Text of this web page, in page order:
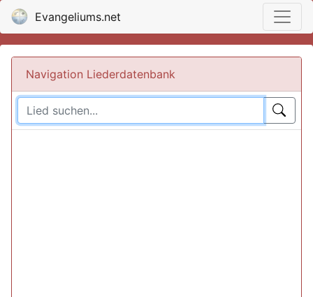
Evangeliums.net
Navigation Liederdatenbank